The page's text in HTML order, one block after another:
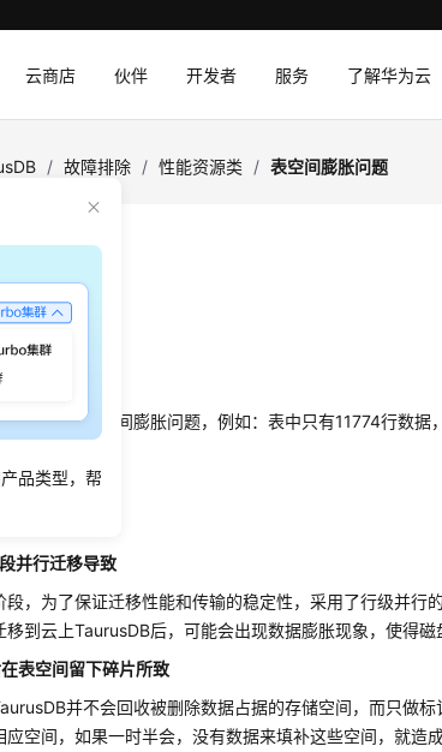
云商店 伙伴 开发者 服务 了解华为云
品类型，帮
/ 故障排除 / 性能资源类 / 表空间膨胀问题
经常遇到表空间膨胀问题，例如：表中只有11774行数据
并行迁移导致
段，为了保证迁移性能和传输的稳定性，采用了行级并行
移到云上TaurusDB后，可能会出现数据膨胀现象，使得磁
表空间留下碎片所致
并不会回收被删除数据占据的存储空间，而只做
应空间，如果一时半会，没有数据来填补这些空间，就造